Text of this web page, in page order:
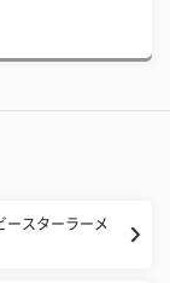
ースターラーメ